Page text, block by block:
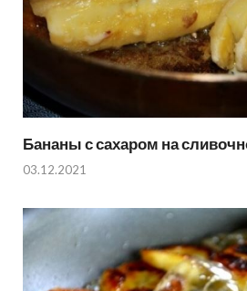
Бананы с сахаром на
03.12.2021